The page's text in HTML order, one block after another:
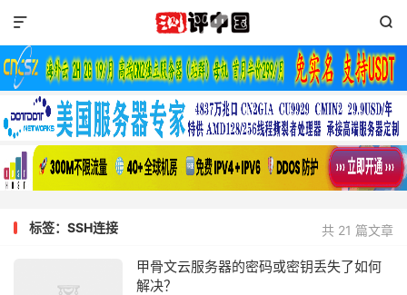


共 21 篇文章
标签：SSH连接
甲骨文云服务器的密码或密钥丢失了如何
解决？